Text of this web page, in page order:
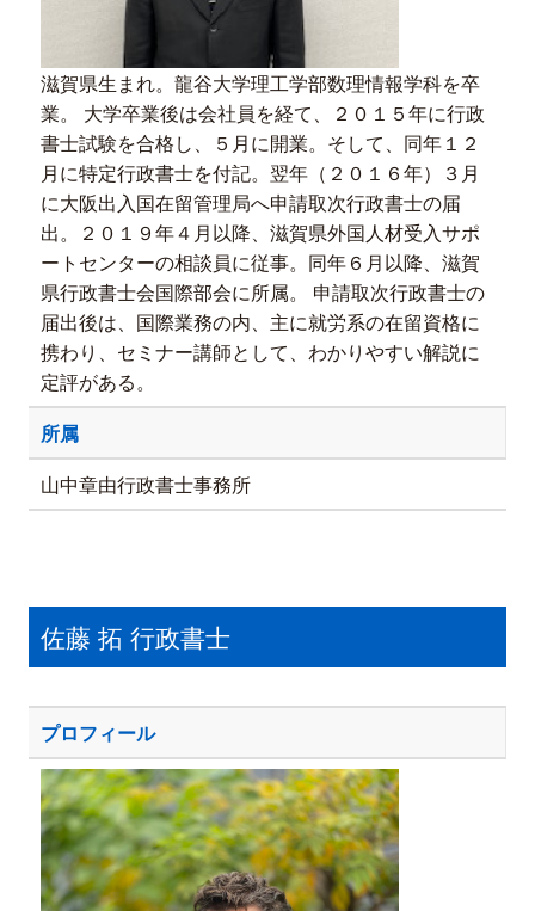
滋賀県生まれ。龍谷大学理工学部数理情報学科を卒
業。 大学卒業後は会社員を経て、２０１５年に行政
書士試験を合格し、５月に開業。そして、同年１２
月に特定行政書士を付記。翌年（２０１６年）３月
に大阪出入国在留管理局へ申請取次行政書士の届
出。２０１９年４月以降、滋賀県外国人材受入サポ
ートセンターの相談員に従事。同年６月以降、滋賀
県行政書士会国際部会に所属。 申請取次行政書士の
届出後は、国際業務の内、主に就労系の在留資格に
携わり、セミナー講師として、わかりやすい解説に
定評がある。
所属
山中章由行政書士事務所
佐藤 拓 行政書士
プロフィール